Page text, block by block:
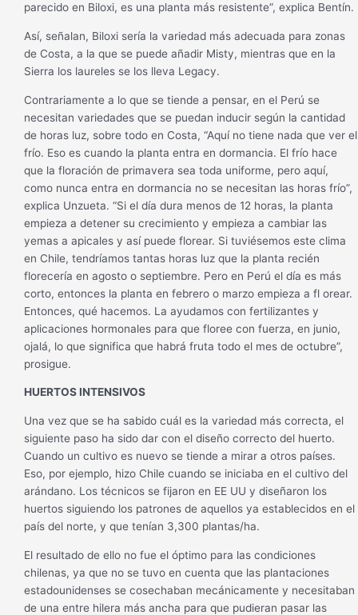
parecido en Biloxi, es una planta más resistente”, explica Bentín.
Así, señalan, Biloxi sería la variedad más adecuada para zonas
de Costa, a la que se puede añadir Misty, mientras que en la
Sierra los laureles se los lleva Legacy.
Contrariamente a lo que se tiende a pensar, en el Perú se
necesitan variedades que se puedan inducir según la cantidad
de horas luz, sobre todo en Costa, “Aquí no tiene nada que ver el
frío. Eso es cuando la planta entra en dormancia. El frío hace
que la floración de primavera sea toda uniforme, pero aquí,
como nunca entra en dormancia no se necesitan las horas frío”,
explica Unzueta. “Si el día dura menos de 12 horas, la planta
empieza a detener su crecimiento y empieza a cambiar las
yemas a apicales y así puede florear. Si tuviésemos este clima
en Chile, tendríamos tantas horas luz que la planta recién
florecería en agosto o septiembre. Pero en Perú el día es más
corto, entonces la planta en febrero o marzo empieza a fl orear.
Entonces, qué hacemos. La ayudamos con fertilizantes y
aplicaciones hormonales para que floree con fuerza, en junio,
ojalá, lo que significa que habrá fruta todo el mes de octubre”,
prosigue.
HUERTOS INTENSIVOS
Una vez que se ha sabido cuál es la variedad más correcta, el
siguiente paso ha sido dar con el diseño correcto del huerto.
Cuando un cultivo es nuevo se tiende a mirar a otros países.
Eso, por ejemplo, hizo Chile cuando se iniciaba en el cultivo del
arándano. Los técnicos se fijaron en EE UU y diseñaron los
huertos siguiendo los patrones de aquellos ya establecidos en el
país del norte, y que tenían 3,300 plantas/ha.
El resultado de ello no fue el óptimo para las condiciones
chilenas, ya que no se tuvo en cuenta que las plantaciones
estadounidenses se cosechaban mecánicamente y necesitaban
de una entre hilera más ancha para que pudieran pasar las